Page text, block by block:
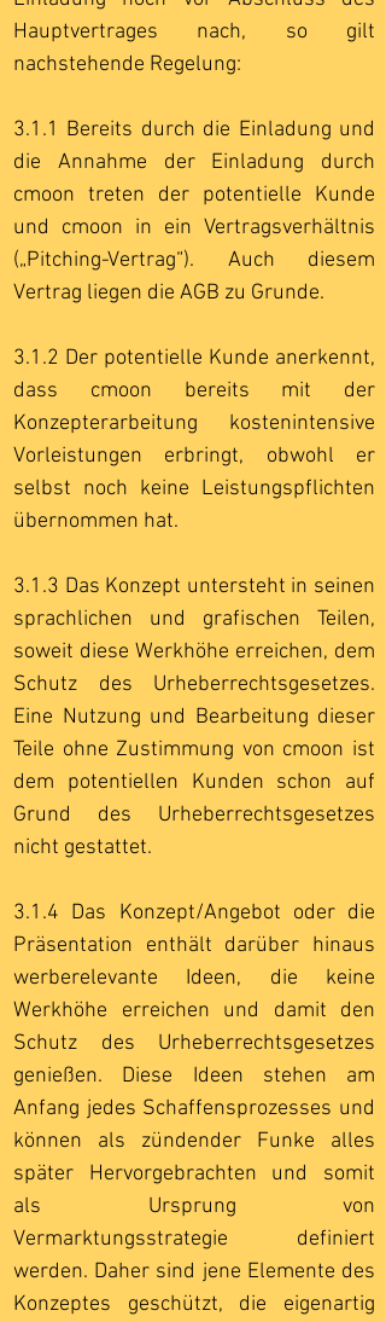
Hauptvertrages nach, so gilt
nachstehende Regelung:
3.1.1 Bereits durch die Einladung und
die Annahme der Einladung durch
cmoon treten der potentielle Kunde
und cmoon in ein Vertragsverhältnis
(„Pitching-Vertrag“). Auch diesem
Vertrag liegen die AGB zu Grunde.
3.1.2 Der potentielle Kunde anerkennt,
dass cmoon bereits mit der
Konzepterarbeitung kostenintensive
Vorleistungen erbringt, obwohl er
selbst noch keine Leistungspflichten
übernommen hat.
3.1.3 Das Konzept untersteht in seinen
sprachlichen und grafischen Teilen,
soweit diese Werkhöhe erreichen, dem
Schutz des Urheberrechtsgesetzes.
Eine Nutzung und Bearbeitung dieser
Teile ohne Zustimmung von cmoon ist
dem potentiellen Kunden schon auf
Grund des Urheberrechtsgesetzes
nicht gestattet.
3.1.4 Das Konzept/Angebot oder die
Präsentation enthält darüber hinaus
werberelevante Ideen, die keine
Werkhöhe erreichen und damit den
Schutz des Urheberrechtsgesetzes
genießen. Diese Ideen stehen am
Anfang jedes Schaffensprozesses und
können als zündender Funke alles
später Hervorgebrachten und somit
als Ursprung von
Vermarktungsstrategie definiert
werden. Daher sind jene Elemente des
Konzeptes geschützt, die eigenartig